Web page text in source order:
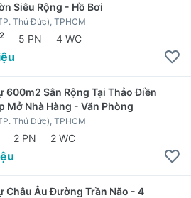
Siêu Rộng - Hồ Bơi
Thủ Đức), TPHCM
2 5 PN 4 WC
600m2 Sân Rộng Tại Thảo Điền
Mở Nhà Hàng - Văn Phòng
Thủ Đức), TPHCM
2 PN 2 WC
Châu Âu Đường Trần Não - 4